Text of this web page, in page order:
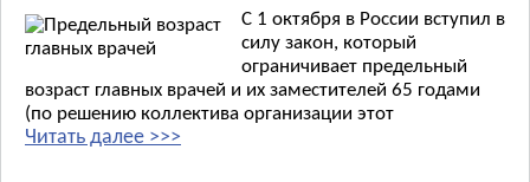
С 1 октября в России вступил в
силу закон, который
ограничивает предельный
возраст главных врачей и их заместителей 65 годами
(по решению коллектива организации этот
Читать далее >>>